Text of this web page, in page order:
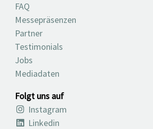
FAQ
Messepräsenzen
Partner
Testimonials
Jobs
Mediadaten
Folgt uns auf
Instagram
Linkedin